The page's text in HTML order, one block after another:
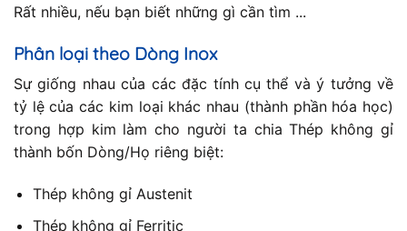
Rất nhiều, nếu bạn biết những gì cần tìm ...
Phân loại theo Dòng Inox
Sự giống nhau của các đặc tính cụ thể và ý tưởng về
tỷ lệ của các kim loại khác nhau (thành phần hóa học)
trong hợp kim làm cho người ta chia Thép không gỉ
thành bốn Dòng/Họ riêng biệt:
Thép không gỉ Austenit
Thép không gỉ Ferritic